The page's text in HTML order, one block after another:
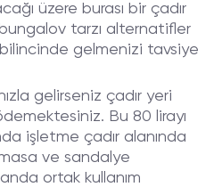
üzere burası bir çadır
tarzı alternatifler
gelmenizi tavsiye
gelirseniz çadır yeri
Bu 80 lirayı
işletme çadır alanında
ve sandalye
ortak kullanım